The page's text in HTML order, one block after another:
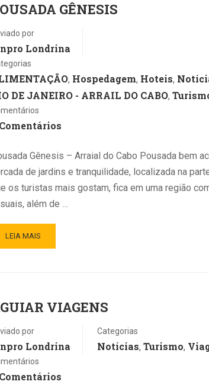
GÊNESIS
por
Londrina
, Hospedagem, Hoteis,
DE JANEIRO - ARRAIL DO CABO,
Gênesis – Arraial do Cabo Pousada bem
de jardins e tranquilidade, localizada na
os turistas mais gostam, fica em uma região
além de …
LEIA MAIS
VIAGENS
por
Londrina
Categorias
Notícias, Turismo,